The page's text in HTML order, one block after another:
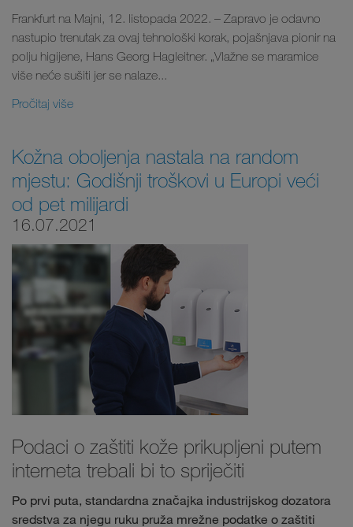
Frankfurt na Majni, 12. listopada 2022. – Zapravo je odavno
nastupio trenutak za ovaj tehnološki korak, pojašnjava pionir na
polju higijene, Hans Georg Hagleitner. „Vlažne se maramice
više neće sušiti jer se nalaze...
Pročitaj više
Kožna oboljenja nastala na random
mjestu: Godišnji troškovi u Europi veći
od pet milijardi
16.07.2021
Podaci o zaštiti kože prikupljeni putem
interneta trebali bi to spriječiti
Po prvi puta, standardna značajka industrijskog dozatora
sredstva za njegu ruku pruža mrežne podatke o zaštiti